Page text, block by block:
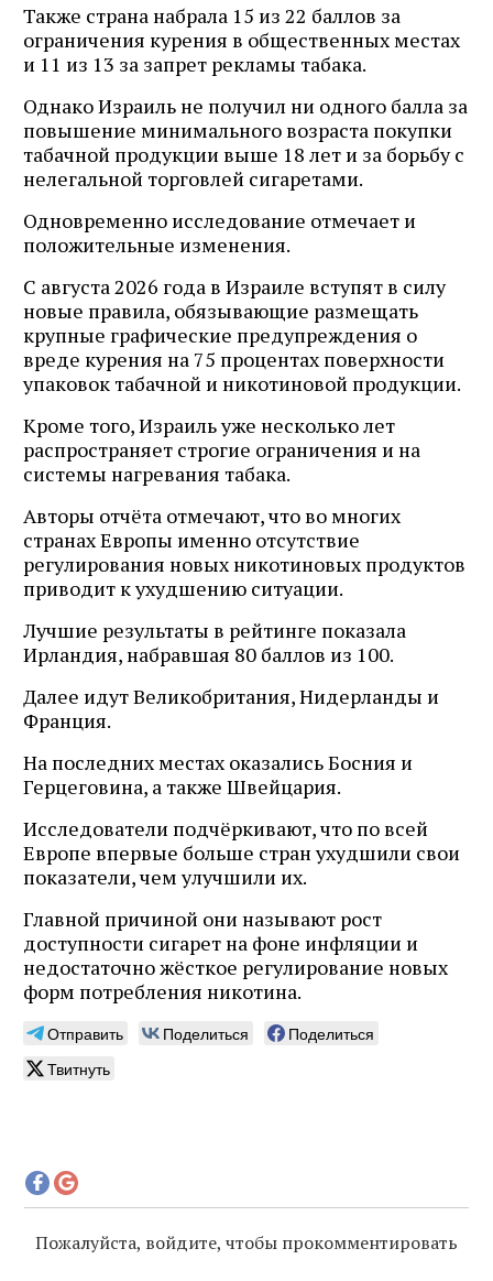
Также страна набрала 15 из 22 баллов за
ограничения курения в общественных местах
и 11 из 13 за запрет рекламы табака.
Однако Израиль не получил ни одного балла за
повышение минимального возраста покупки
табачной продукции выше 18 лет и за борьбу с
нелегальной торговлей сигаретами.
Одновременно исследование отмечает и
положительные изменения.
С августа 2026 года в Израиле вступят в силу
новые правила, обязывающие размещать
крупные графические предупреждения о
вреде курения на 75 процентах поверхности
упаковок табачной и никотиновой продукции.
Кроме того, Израиль уже несколько лет
распространяет строгие ограничения и на
системы нагревания табака.
Авторы отчёта отмечают, что во многих
странах Европы именно отсутствие
регулирования новых никотиновых продуктов
приводит к ухудшению ситуации.
Лучшие результаты в рейтинге показала
Ирландия, набравшая 80 баллов из 100.
Далее идут Великобритания, Нидерланды и
Франция.
На последних местах оказались Босния и
Герцеговина, а также Швейцария.
Исследователи подчёркивают, что по всей
Европе впервые больше стран ухудшили свои
показатели, чем улучшили их.
Главной причиной они называют рост
доступности сигарет на фоне инфляции и
недостаточно жёсткое регулирование новых
форм потребления никотина.
Отправить Поделиться
Поделиться
Твитнуть
Пожалуйста, войдите, чтобы прокомментировать